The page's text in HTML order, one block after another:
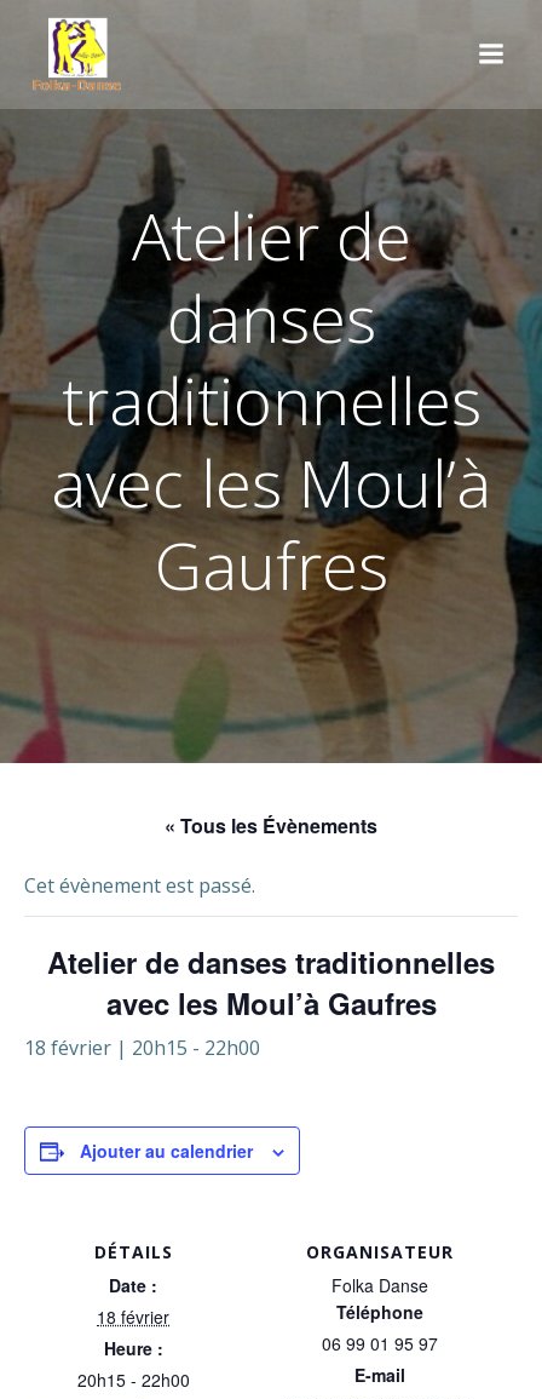
Atelier de
danses
traditionnelles
avec les Moul’à
Gaufres
« Tous les Évènements
Cet évènement est passé.
Atelier de danses traditionnelles
avec les Moul’à Gaufres
18 février | 20h15 - 22h00
Ajouter au calendrier
DÉTAILS
Date :
18 février
Heure :
20h15 - 22h00
ORGANISATEUR
Folka Danse
Téléphone
06 99 01 95 97
E-mail